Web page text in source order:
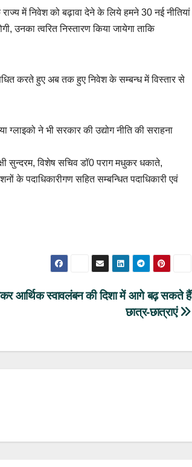
में निवेश को बढ़ावा देने के लिये हमने 30 नई नीतियां
उनका त्वरित निस्तारण किया जायेगा ताकि
करते हुए अब तक हुए निवेश के सम्बन्ध में विस्तार से
ने भी सरकार की उद्योग नीति की सराहना
सुन्दरम, विशेष सचिव डॉ0 पराग मधुकर धकाते,
के पदाधिकारीगण सहित सम्बन्धित पदाधिकारी एवं
आर्थिक स्वावलंबन की दिशा में आगे बढ़ सकते हैं
छात्र-छात्राएं